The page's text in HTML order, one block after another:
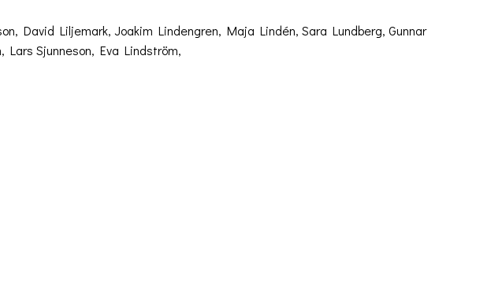
David Liljemark, Joakim Lindengren, Maja Lindén, Sara Lundberg, Gunnar
Lars Sjunneson, Eva Lindström,